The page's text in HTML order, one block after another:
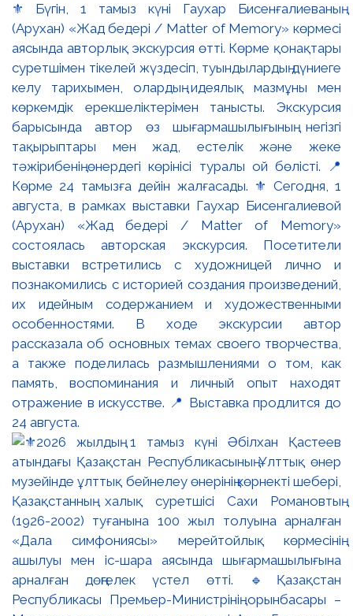
⚜️ Бүгін, 1 тамыз күні Гаухар Бисенғалиеваның
(Арухан) «Жад бедері / Matter of Memory» көрмесі
аясында авторлық экскурсия өтті. Көрме қонақтары
суретшімен тікелей жүздесіп, туындылардың дүниеге
келу тарихымен, олардың идеялық мазмұны мен
көркемдік ерекшеліктерімен танысты. Экскурсия
барысында автор өз шығармашылығының негізгі
тақырыптары мен жад, естелік және жеке
тәжірибенің өнердегі көрінісі туралы ой бөлісті. 📍
Көрме 24 тамызға дейін жалғасады. ⚜️ Сегодня, 1
августа, в рамках выставки Гаухар Бисенгалиевой
(Арухан) «Жад бедері / Matter of Memory»
состоялась авторская экскурсия. Посетители
выставки встретились с художницей лично и
познакомились с историей создания произведений,
их идейным содержанием и художественными
особенностями. В ходе экскурсии автор
рассказала об основных темах своего творчества,
а также поделилась размышлениями о том, как
память, воспоминания и личный опыт находят
отражение в искусстве. 📍 Выставка продлится до
24 августа.